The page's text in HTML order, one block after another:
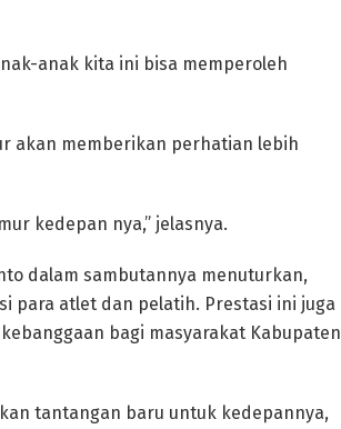
anak kita ini bisa memperoleh
akan memberikan perhatian lebih
kedepan nya,” jelasnya.
dalam sambutannya menuturkan,
para atlet dan pelatih. Prestasi ini juga
bagi masyarakat Kabupaten
tantangan baru untuk kedepannya,